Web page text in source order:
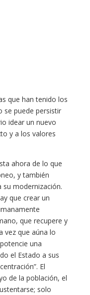
que han tenido los
se puede persistir
idear un nuevo
y a los valores
ahora de lo que
y también
su modernización.
que crear un
que recupere y
vez que aúna lo
una
el Estado a sus
El
de la población, el
solo